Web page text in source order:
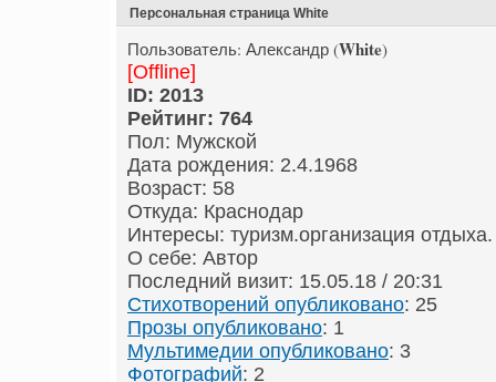
Персональная страница White
Пользователь: Александр (White)
[Offline]
ID: 2013
Рейтинг: 764
Пол: Мужской
Дата рождения: 2.4.1968
Возраст: 58
Откуда: Краснодар
Интересы: туризм.организация отдыха.
О себе: Автор
Последний визит: 15.05.18 / 20:31
Стихотворений опубликовано: 25
Прозы опубликовано: 1
Мультимедии опубликовано: 3
Фотографий: 2